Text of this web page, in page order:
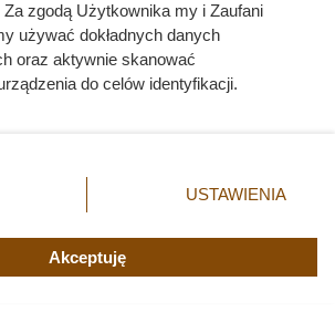
była najgorsza.
Za zgodą Użytkownika my i Zaufani
używać dokładnych danych
oraz aktywnie skanować
do celów identyfikacji.
przycisk ustawień prywatności
dolnym rogu strony. Niektóre
prawo sprzeciwić się takiemu
będą miały zastosowania tylko
USTAWIENIA
Akceptuję